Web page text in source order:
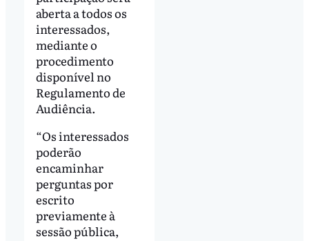
aberta a todos os
interessados,
mediante o
procedimento
disponível no
Regulamento de
Audiência.
“Os interessados
poderão
encaminhar
perguntas por
escrito
previamente à
sessão pública,